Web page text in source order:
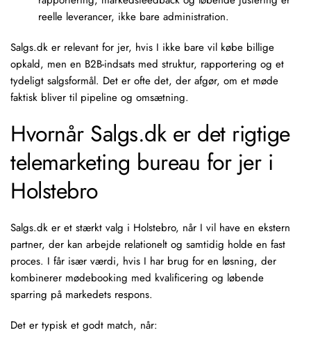
reelle leverancer, ikke bare administration.
Salgs.dk er relevant for jer, hvis I ikke bare vil købe billige
opkald, men en B2B-indsats med struktur, rapportering og et
tydeligt salgsformål. Det er ofte det, der afgør, om et møde
faktisk bliver til pipeline og omsætning.
Hvornår Salgs.dk er det rigtige
telemarketing bureau for jer i
Holstebro
Salgs.dk er et stærkt valg i Holstebro, når I vil have en ekstern
partner, der kan arbejde relationelt og samtidig holde en fast
proces. I får især værdi, hvis I har brug for en løsning, der
kombinerer mødebooking med kvalificering og løbende
sparring på markedets respons.
Det er typisk et godt match, når: